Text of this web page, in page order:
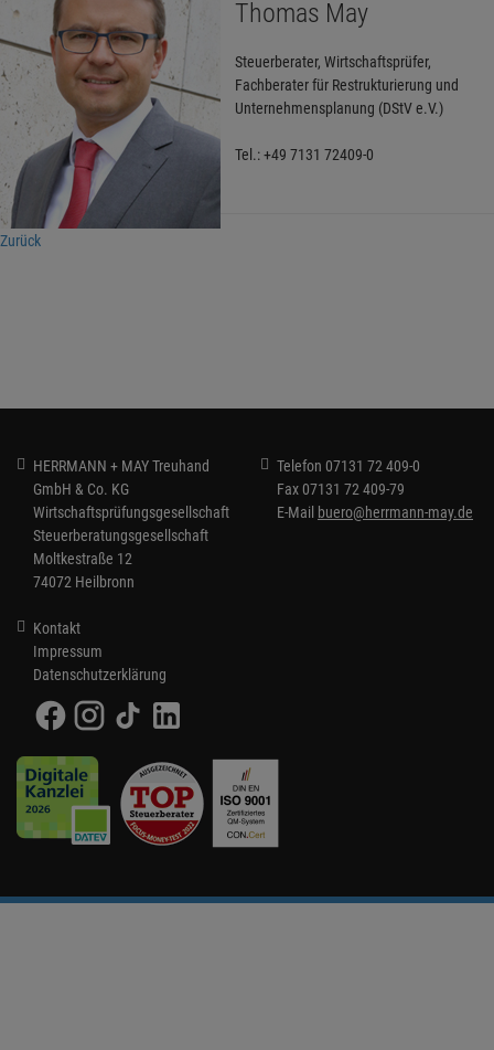
Thomas May
Steuerberater, Wirtschaftsprüfer,
Fachberater für Restrukturierung und
Unternehmensplanung (DStV e.V.)
Tel.: +49 7131 72409-0
Zurück
HERRMANN + MAY Treuhand
GmbH & Co. KG
Wirtschaftsprüfungsgesellschaft
Steuerberatungsgesellschaft
Moltkestraße 12
74072 Heilbronn
Telefon 07131 72 409-0
Fax07131 72 409-79
E-Mail buero@herrmann-may.de
Kontakt
Impressum
Datenschutzerklärung